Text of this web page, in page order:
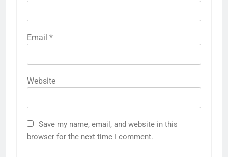
Email *
Website
Save my name, email, and website in this
browser for the next time I comment.